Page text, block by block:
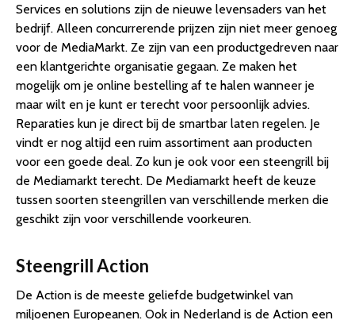
Services en solutions zijn de nieuwe levensaders van het
bedrijf. Alleen concurrerende prijzen zijn niet meer genoeg
voor de MediaMarkt. Ze zijn van een productgedreven naar
een klantgerichte organisatie gegaan. Ze maken het
mogelijk om je online bestelling af te halen wanneer je
maar wilt en je kunt er terecht voor persoonlijk advies.
Reparaties kun je direct bij de smartbar laten regelen. Je
vindt er nog altijd een ruim assortiment aan producten
voor een goede deal. Zo kun je ook voor een steengrill bij
de Mediamarkt terecht. De Mediamarkt heeft de keuze
tussen soorten steengrillen van verschillende merken die
geschikt zijn voor verschillende voorkeuren.
Steengrill Action
De Action is de meeste geliefde budgetwinkel van
miljoenen Europeanen. Ook in Nederland is de Action een